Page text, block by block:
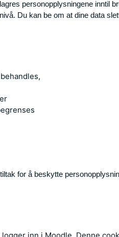
personopplysningene inntil
Du kan be om at dine data
for å beskytte